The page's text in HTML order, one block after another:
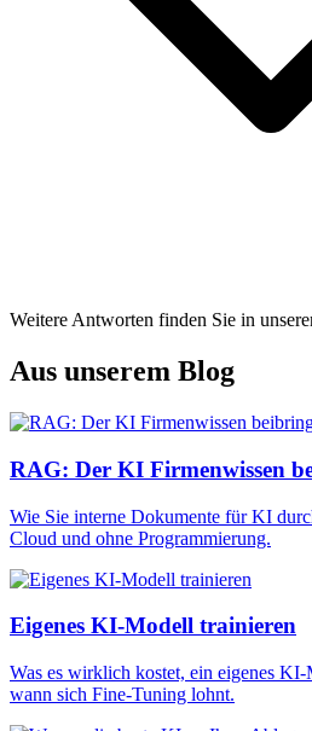
Weitere Antworten finden Sie in
Aus unserem Blog
RAG: Der KI Firmenwissen
Wie Sie interne Dokumente für KI
Cloud und ohne Programmierung.
Eigenes KI-Modell trainieren
Was es wirklich kostet, ein eigenes
wann sich Fine-Tuning lohnt.